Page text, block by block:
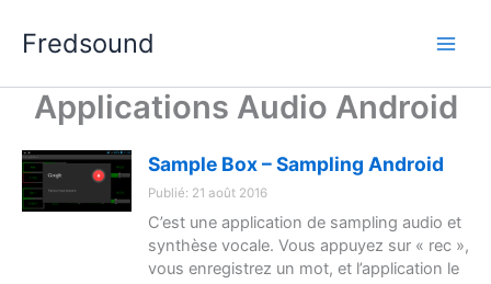
Fredsound
Applications Audio Android
Sample Box – Sampling Android
Publié: 21 août 2016
C’est une application de sampling audio et
synthèse vocale. Vous appuyez sur « rec »,
vous enregistrez un mot, et l’application le